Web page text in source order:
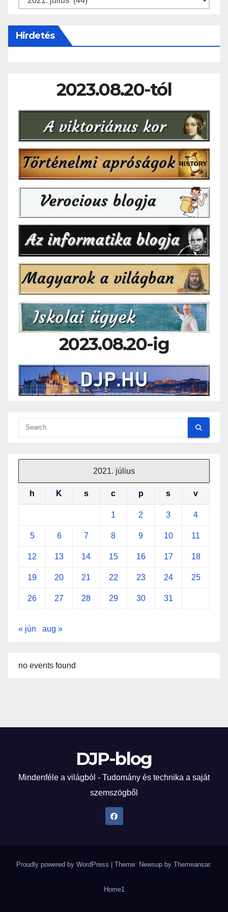
Hirdetés
2023.08.20-tól
2023.08.20-ig
2021. július
h K s c p s v
1 2 3 4
5 6 7 8 9 10 11
12 13 14 15 16 17 18
19 20 21 22 23 24 25
26 27 28 29 30 31
« jún aug »
no events found
DJP-blog
Mindenféle a világból - Tudomány és technika a saját
szemszögből
Proudly powered by WordPress Theme: Newsup by Themeansar.
Home1